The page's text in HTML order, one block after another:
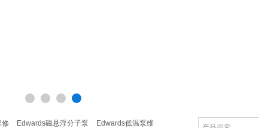
Edwards磁悬浮分子泵 Edwards低温泵维修 Edwards分子泵维修